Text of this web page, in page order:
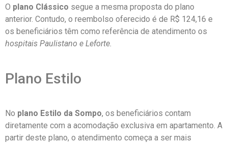
O plano Clássico segue a mesma proposta do plano
anterior. Contudo, o reembolso oferecido é de R$ 124,16 e
os beneficiários têm como referência de atendimento os
hospitais Paulistano e Leforte.
Plano Estilo
No plano Estilo da Sompo, os beneficiários contam
diretamente com a acomodação exclusiva em apartamento. A
partir deste plano, o atendimento começa a ser mais